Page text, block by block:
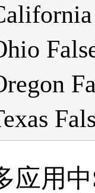
应用